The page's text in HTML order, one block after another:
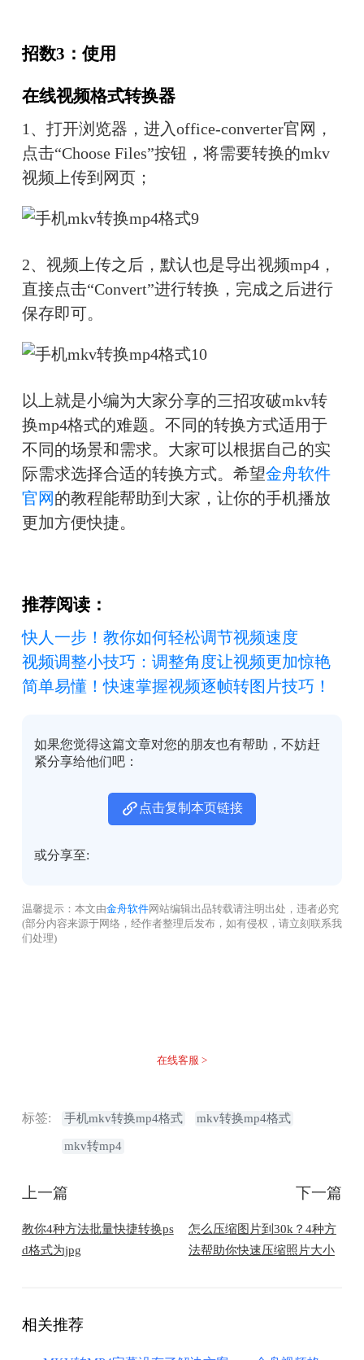
招数3：使用
在线视频格式转换器
1、 打开浏览器，进入office-converter官网，
点击“Choose Files”按钮，将需要转换的mkv
视频上传到网页；
2、 视频上传之后，默认也是导出视频mp4，
直接点击“Convert”进行转换，完成之后进行
保存即可。
以上就是小编为大家分享的三招攻破mkv转
换mp4格式的难题。不同的转换方式适用于
不同的场景和需求。大家可以根据自己的实
际需求选择合适的转换方式。希望金舟软件
官网的教程能帮助到大家，让你的手机播放
更加方便快捷。
推荐阅读：
快人一步！教你如何轻松调节视频速度
视频调整小技巧：调整角度让视频更加惊艳
简单易懂！快速掌握视频逐帧转图片技巧！
如果您觉得这篇文章对您的朋友也有帮助，不妨赶
紧分享给他们吧：
点击复制本页链接
或分享至:
温馨提示：本文由金舟软件网站编辑出品转载请注明出处，违者必究
(部分内容来源于网络，经作者整理后发布，如有侵权，请立刻联系我
们处理)
在线客服 >
标签: 手机mkv转换mp4格式 mkv转换mp4格式
mkv转mp4
上一篇
教你4种方法批量快捷转换ps
d格式为jpg
下一篇
怎么压缩图片到30k？4种方
法帮助你快速压缩照片大小
相关推荐